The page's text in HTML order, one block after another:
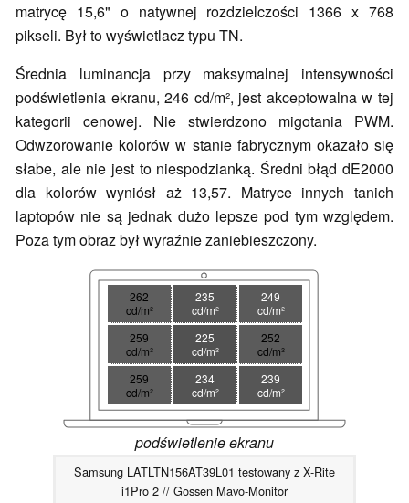
matrycę 15,6" o natywnej rozdzielczości 1366 x 768
pikseli. Był to wyświetlacz typu TN.
Średnia luminancja przy maksymalnej intensywności
podświetlenia ekranu, 246 cd/m², jest akceptowalna w tej
kategorii cenowej. Nie stwierdzono migotania PWM.
Odwzorowanie kolorów w stanie fabrycznym okazało się
słabe, ale nie jest to niespodzianką. Średni błąd dE2000
dla kolorów wyniósł aż 13,57. Matryce innych tanich
laptopów nie są jednak dużo lepsze pod tym względem.
Poza tym obraz był wyraźnie zaniebieszczony.
262
cd/m²
235
cd/m²
249
cd/m²
259
cd/m²
225
cd/m²
252
cd/m²
259
cd/m²
234
cd/m²
239
cd/m²
podświetlenie ekranu
Samsung LATLTN156AT39L01 testowany z X-Rite
i1Pro 2 // Gossen Mavo-Monitor